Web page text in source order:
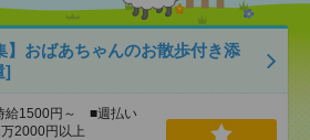
】おばあちゃんのお散歩付き添
]
給1500円～ ■週払い
2000円以上